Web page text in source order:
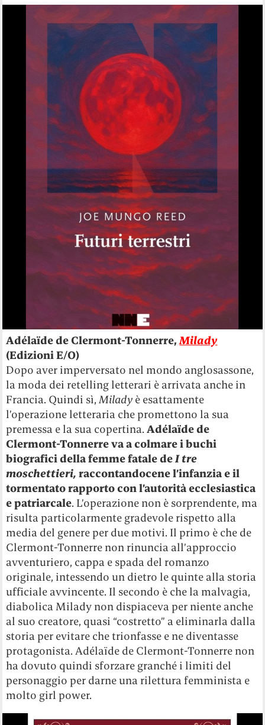
Adélaïde de Clermont-Tonnerre,Milady
(Edizioni E/O)
Dopo aver imperversato nel mondo anglosassone,
la moda dei retelling letterari è arrivata anche in
Francia. Quindi sì,Milady è esattamente
l’operazione letteraria che promettono la sua
premessa e la sua copertina.Adélaïde de
Clermont-Tonnerre va a colmare i buchi
biografici della femme fatale deI tre
moschettieri,raccontandocene l’infanzia e il
tormentato rapporto con l’autorità ecclesiastica
e patriarcale. L’operazione non è sorprendente, ma
risulta particolarmente gradevole rispetto alla
media del genere per due motivi. Il primo è che de
Clermont-Tonnerre non rinuncia all’approccio
avventuriero, cappa e spada del romanzo
originale, intessendo un dietro le quinte alla storia
ufficiale avvincente. Il secondo è che la malvagia,
diabolica Milady non dispiaceva per niente anche
al suo creatore, quasi “costretto” a eliminarla dalla
storia per evitare che trionfasse e ne diventasse
protagonista. Adélaïde de Clermont-Tonnerre non
ha dovuto quindi sforzare granché i limiti del
personaggio per darne una rilettura femminista e
molto girl power.